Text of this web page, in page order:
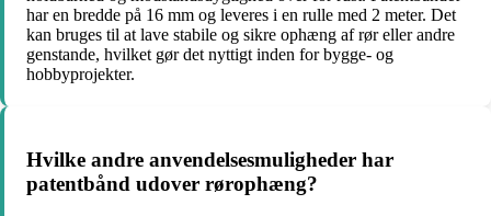
har en bredde på 16 mm og leveres i en rulle med 2 meter. Det
kan bruges til at lave stabile og sikre ophæng af rør eller andre
genstande, hvilket gør det nyttigt inden for bygge- og
hobbyprojekter.
Hvilke andre anvendelsesmuligheder har
patentbånd udover rørophæng?